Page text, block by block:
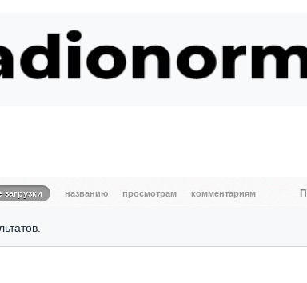
загрузки названию просмотрам комментариям